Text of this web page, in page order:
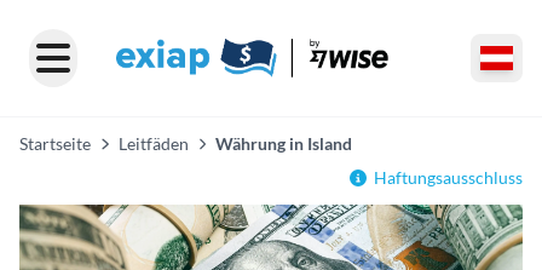
Startseite Leitfäden
Währung in Island
Haftungsausschluss